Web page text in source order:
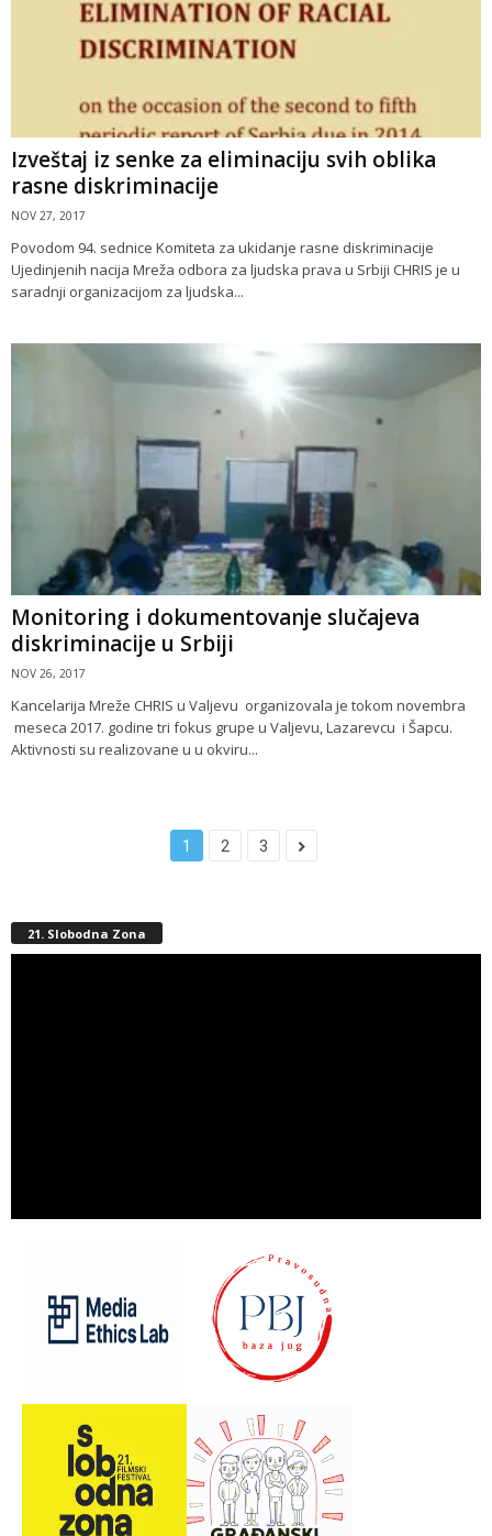
Izveštaj iz senke za eliminaciju svih oblika
rasne diskriminacije
NOV 27, 2017
Povodom 94. sednice Komiteta za ukidanje rasne diskriminacije
Ujedinjenih nacija Mreža odbora za ljudska prava u Srbiji CHRIS je u
saradnji organizacijom za ljudska...
Monitoring i dokumentovanje slučajeva
diskriminacije u Srbiji
NOV 26, 2017
Kancelarija Mreže CHRIS u Valjevu organizovala je tokom novembra
meseca 2017. godine tri fokus grupe u Valjevu, Lazarevcu i Šapcu.
Aktivnosti su realizovane u u okviru...
1 2 3
21. Slobodna Zona